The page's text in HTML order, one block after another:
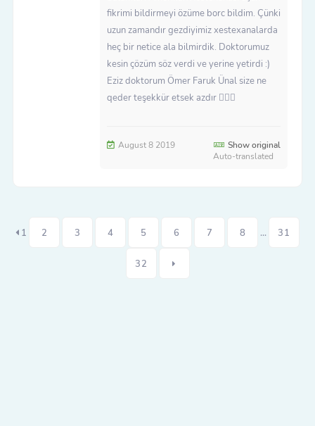
fikrimi bildirmeyi özüme borc bildim. Çünki
uzun zamandır gezdiyimiz xestexanalarda
heç bir netice ala bilmirdik. Doktorumuz
kesin çözüm söz verdi ve yerine yetirdi :)
Eziz doktorum Ömer Faruk Ünal size ne
qeder teşekkür etsek azdır 🙇🏻‍♀️
August 8 2019
Show original
Auto-translated
1 2 3 4 5 6 7 8 ... 31
32